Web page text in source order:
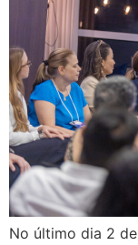
No último dia 2